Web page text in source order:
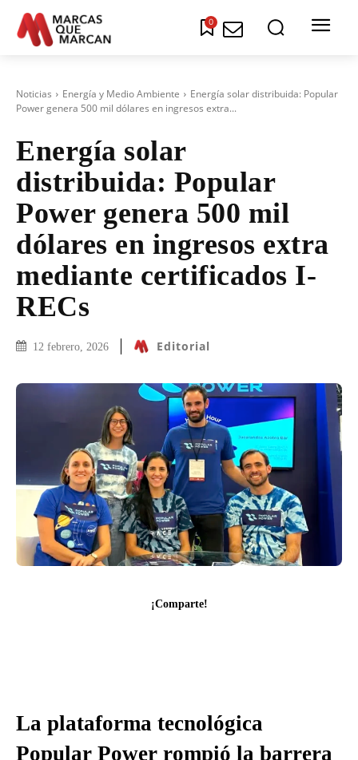
0
Noticias Energía y Medio Ambiente
Energía solar distribuida: Popular
Power genera 500 mil dólares en ingresos extra...
Energía solar
distribuida: Popular
Power genera 500 mil
dólares en ingresos extra
mediante certificados I-
RECs
12 febrero, 2026 Editorial
¡Comparte!
La plataforma tecnológica
Popular Power rompió la barrera